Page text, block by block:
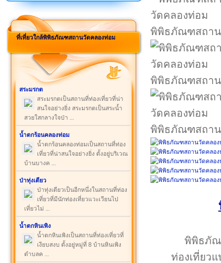
ที่เที่ยวใกล้พิพิธภัณฑสถานวัดคลองท่อม
สระมรกต
สระมรกตเป็นสถานที่ท่องเที่ยวที่น่า
สนใจอย่างยิ่ง สระมรกตเป็นสระน้ำ
สวยใสกลางใจป่า ...
น้ำตกร้อนคลองท่อม
น้ำตกร้อนคลองท่อมเป็นสถานที่ท่อง
เที่ยวที่น่าสนใจอย่างยิ่ง ตั้งอยู่บริเวณ
บ้านบางค ...
ป่าทุ่งเตียว
ป่าทุ่งเตียวเป็นอีกหนึ่งในสถานที่ท่อง
เที่ยวที่มีนักท่องเที่ยวแวะเวียนไป
เที่ยวไม่ ...
น้ำตกหินเพิง
น้ำตกหินเพิงเป็นสถานที่ท่องเที่ยวที่
เงียบสงบ ตั้งอยู่หมู่ที่ 8 บ้านหินเพิง
ตำบลค ...
พิพิธภัณฑสถา
พิพิธภัณฑสถา
พิพิธภัณฑสถา
พิพิธภัณ
ท่องเที่ยว